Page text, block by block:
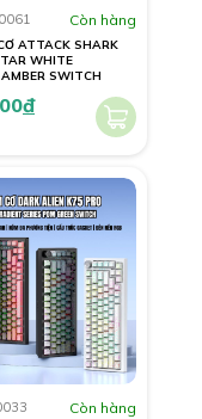
Còn hàng
ATTACK SHARK
WHITE
SWITCH
đ
Còn hàng